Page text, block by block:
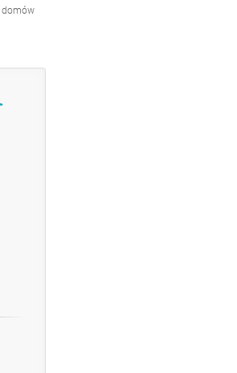
domów